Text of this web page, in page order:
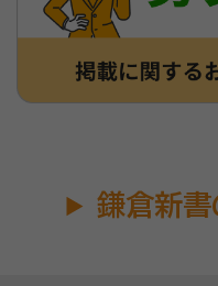
鎌倉新書